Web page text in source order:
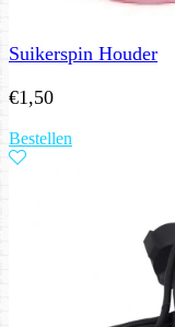
Suikerspin Houder
€1,50
Bestellen